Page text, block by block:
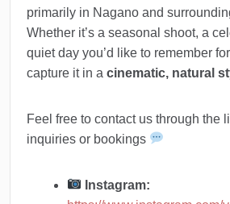
primarily in Nagano and
Whether it’s a seasonal shoot, a
quiet day you’d like to remember
capture it in a cinematic, natural
Feel free to contact us through the
inquiries or bookings
Instagram: